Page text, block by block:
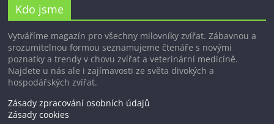
Kdo jsme
Vytváříme magazín pro všechny milovníky zvířat. Zábavnou a
srozumitelnou formou seznamujeme čtenáře s novými
poznatky a trendy v chovu zvířat a veterinární medicíně.
Najdete u nás ale i zajímavosti ze světa divokých a
hospodářských zvířat.
Zásady zpracování osobních údajů
Zásady cookies